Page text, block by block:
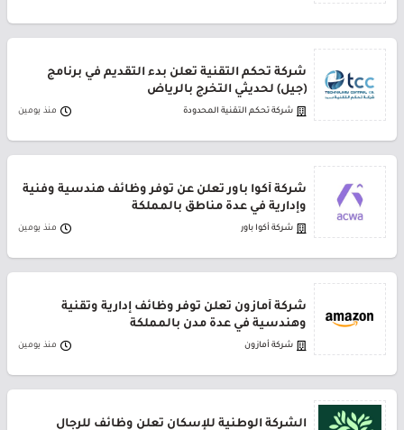
شركة تحكم التقنية تعلن بدء التقديم في برنامج
(جيل) لحديثي التخرج بالرياض
شركة تحكم التقنية المحدودة منذ يومين
شركة أكوا باور تعلن عن توفر وظائف هندسية وفنية
وإدارية في عدة مناطق بالمملكة
شركة أكوا باور منذ يومين
شركة أمازون تعلن توفر وظائف إدارية وتقنية
وهندسية في عدة مدن بالمملكة
شركة أمازون منذ يومين
الشركة الوطنية للإسكان تعلن وظائف للرجال